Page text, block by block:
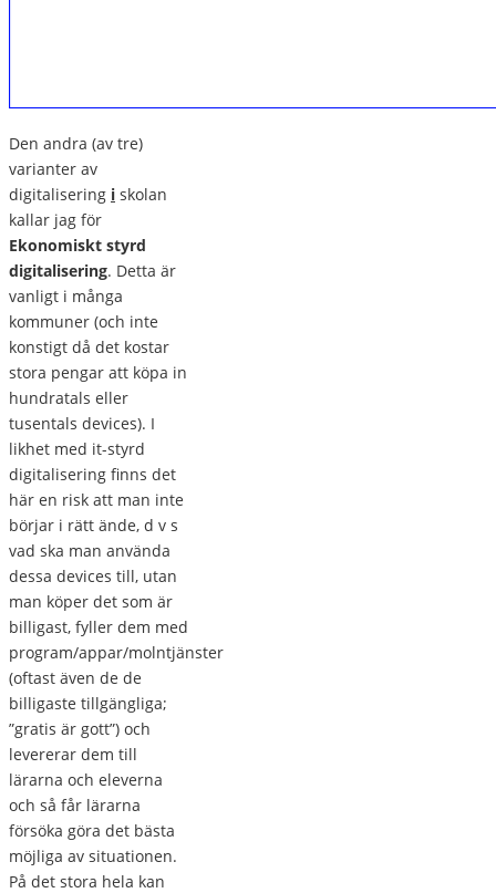
Den andra (av tre)
varianter av
digitalisering i skolan
kallar jag för
Ekonomiskt styrd
digitalisering. Detta är
vanligt i många
kommuner (och inte
konstigt då det kostar
stora pengar att köpa in
hundratals eller
tusentals devices). I
likhet med it-styrd
digitalisering finns det
här en risk att man inte
börjar i rätt ände, d v s
vad ska man använda
dessa devices till, utan
man köper det som är
billigast, fyller dem med
program/appar/molntjänster
(oftast även de de
billigaste tillgängliga;
”gratis är gott”) och
levererar dem till
lärarna och eleverna
och så får lärarna
försöka göra det bästa
möjliga av situationen.
På det stora hela kan